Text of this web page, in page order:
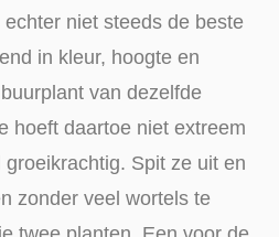
niet steeds de beste
in kleur, hoogte en
van dezelfde
hoeft daartoe niet extreem
Spit ze uit en
zonder veel wortels te